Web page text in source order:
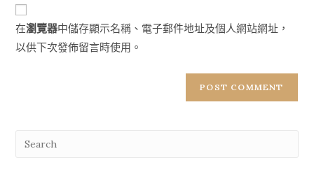
URL
(optional)
在瀏覽器中儲存顯示名稱、電子郵件地址及個人網站網址，
以供下次發佈留言時使用。